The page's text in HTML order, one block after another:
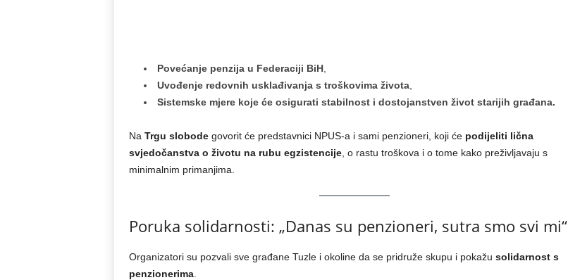
Povećanje penzija u Federaciji BiH,
Uvođenje redovnih usklađivanja s troškovima života,
Sistemske mjere koje će osigurati stabilnost i dostojanstven život starijih građana.
Na Trgu slobodegovorit će predstavnici NPUS-a i sami penzioneri, koji će podijeliti lična
svjedočanstva o životu na rubu egzistencije, o rastu troškova i o tome kako preživljavaju s
minimalnim primanjima.
Poruka solidarnosti: „Danas su penzioneri, sutra smo svi mi“
Organizatori su pozvali sve građane Tuzle i okoline da se pridruže skupu i pokažu solidarnost s
penzionerima.